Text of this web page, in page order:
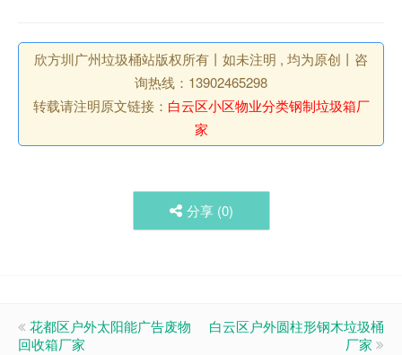
欣方圳广州垃圾桶站版权所有丨如未注明 , 均为原创丨咨
询热线：13902465298
转载请注明原文链接： 白云区小区物业分类钢制垃圾箱厂
家
分享 (0)
花都区户外太阳能广告废物
回收箱厂家
白云区户外圆柱形钢木垃圾桶
厂家